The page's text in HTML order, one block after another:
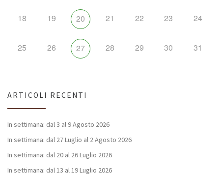
18 19 20 21 22 23 24
25 26 27 28 29 30 31
ARTICOLI RECENTI
In settimana: dal 3 al 9 Agosto 2026
In settimana: dal 27 Luglio al 2 Agosto 2026
In settimana: dal 20 al 26 Luglio 2026
In settimana: dal 13 al 19 Luglio 2026